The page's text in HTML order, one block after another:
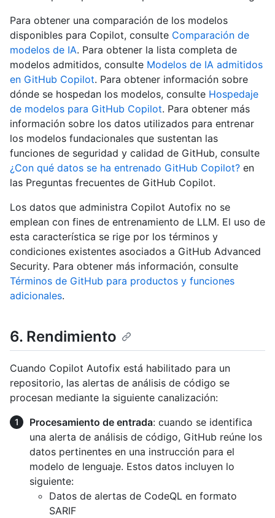
Para obtener una comparación de los modelos
disponibles para Copilot, consulte Comparación de
modelos de IA. Para obtener la lista completa de
modelos admitidos, consulte Modelos de IA admitidos
en GitHub Copilot. Para obtener información sobre
dónde se hospedan los modelos, consulte Hospedaje
de modelos para GitHub Copilot. Para obtener más
información sobre los datos utilizados para entrenar
los modelos fundacionales que sustentan las
funciones de seguridad y calidad de GitHub, consulte
¿Con qué datos se ha entrenado GitHub Copilot? en
las Preguntas frecuentes de GitHub Copilot.
Los datos que administra Copilot Autofix no se
emplean con fines de entrenamiento de LLM. El uso de
esta característica se rige por los términos y
condiciones existentes asociados a GitHub Advanced
Security. Para obtener más información, consulte
Términos de GitHub para productos y funciones
adicionales.
6. Rendimiento
Cuando Copilot Autofix está habilitado para un
repositorio, las alertas de análisis de código se
procesan mediante la siguiente canalización:
Procesamiento de entrada: cuando se identifica
una alerta de análisis de código, GitHub reúne los
datos pertinentes en una instrucción para el
modelo de lenguaje. Estos datos incluyen lo
siguiente:
Datos de alertas de CodeQL en formato
SARIF